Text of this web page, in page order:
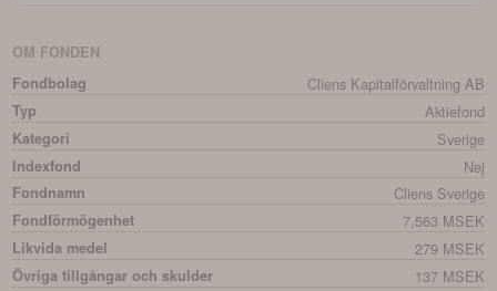
OM FONDEN
Fondbolag
Cliens Kapitalförvaltning AB
Typ Aktiefond
Kategori Sverige
Indexfond Nej
Fondnamn Cliens Sverige
Fondförmögenhet 7,563 MSEK
Likvida medel 279 MSEK
Övriga tillgångar och skulder 137 MSEK